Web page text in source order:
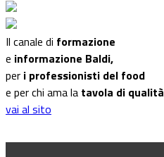
Il canale di formazione
e informazione Baldi,
per i professionisti del food
e per chi ama la tavola di qualità
vai al sito